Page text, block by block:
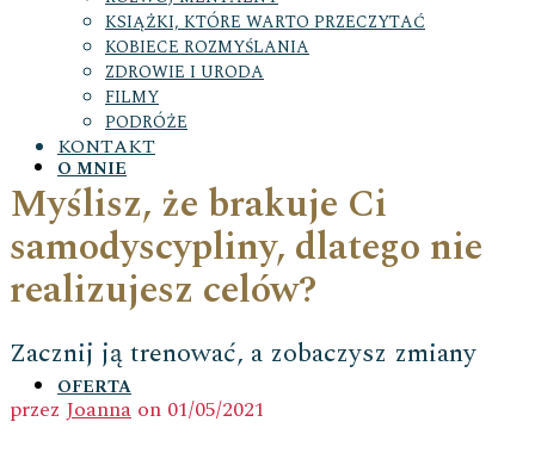
O MNIE
OFERTA
KSIĄŻKI, KTÓRE WARTO PRZECZYTAĆ
KOBIECE ROZMYŚLANIA
ZDROWIE I URODA
FILMY
PODRÓŻE
KONTAKT
Myślisz, że brakuje Ci
samodyscypliny, dlatego nie
realizujesz celów?
Zacznij ją trenować, a zobaczysz zmiany
przez Joanna on 01/05/2021